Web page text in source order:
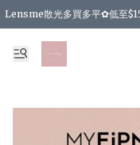
Lensme散光多買多平✿低至
台灣Karacon⁩✧日拋 特價清貨❁⃘
日本韓國多款日/月拋現貨☼ 特
🇰🇷韓國多款月拋現貨 特價兩
精選商品，任選買2件或以上9
精選商品，任選買2件HKD
精選商品，任選買2件HKD
精選商品，任選買2件HKD
精選商品，任選買2件HKD
精選商品，任選買2件或以上減
精選商品，任選買2件或以上減
精選商品，任選買2件或以上
精選商品，任選買12件或以上87
精選商品，任選買2件或以
精選商品，任選買2件或以上
購物滿 HKD 800.00即享免運